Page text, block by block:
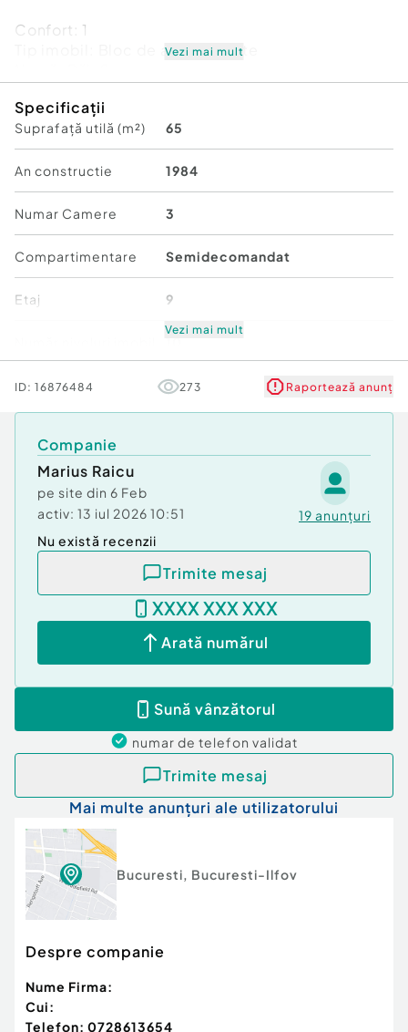
Confort: 1
Bloc de apartamente
Vezi mai mult
Specificații
Suprafață utilă (m²) 65
An constructie 1984
Numar Camere 3
Compartimentare Semidecomandat
Etaj 9
Stare Bună
Vezi mai mult
ID: 16876484 273 Raportează anunț
Companie
Marius Raicu
pe site din 6 Feb
activ: 13 iul 2026 10:51 19 anunțuri
Nu există recenzii
Trimite mesaj
XXXX XXX XXX
Arată numărul
Sună vânzătorul
numar de telefon validat
Trimite mesaj
Mai multe anunțuri ale utilizatorului
Bucuresti, Bucuresti-Ilfov
Despre companie
Nume Firma:
Cui:
Telefon: 0728613654